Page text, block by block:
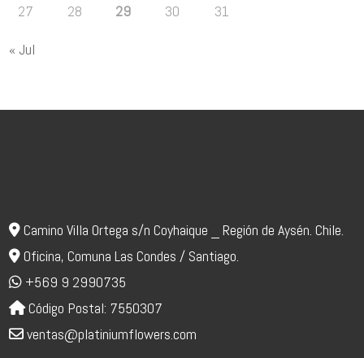
27 28 29 30 31
« Jul
Camino Villa Ortega s/n Coyhaique _ Región de Aysén. Chile.
Oficina, Comuna Las Condes / Santiago.
+569 9 2990735
Código Postal: 7550307
ventas@platiniumflowers.com